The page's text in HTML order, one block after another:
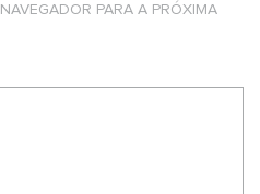
PARA A PRÓXIMA